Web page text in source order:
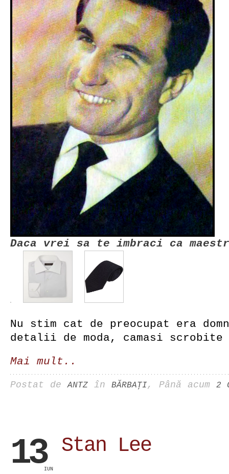
Daca vrei sa te imbraci ca
Nu stim cat de preocupat era
detalii de moda, camasi scrobite
Mai mult..
Postat deANTZ în BĂRBAŢI, Până acum 2
13IUN
Stan Lee